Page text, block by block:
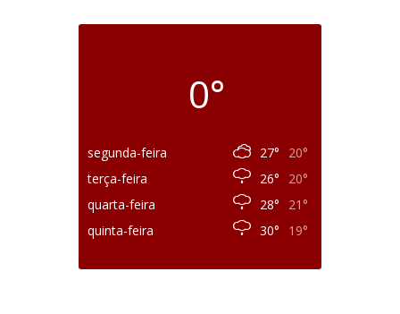
0°
segunda-feira 27°
20°
terça-feira
26°
20°
quarta-feira
28°
21°
quinta-feira
30° 19°